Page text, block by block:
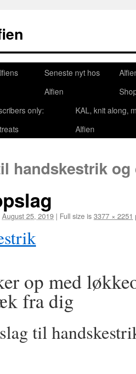
Seneste nyt hos
Alfien
only:
KAL, knit along,
Alfien
handskestrik
August 25, 2019 | Full size is3377 × 2251
op med
fra dig
til